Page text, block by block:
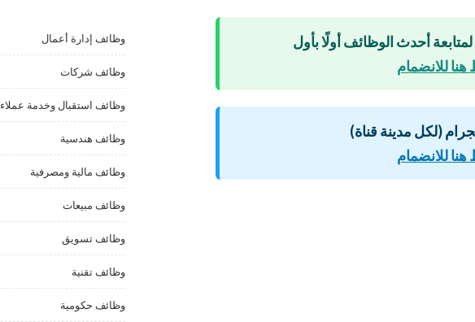
أحدث الوظائف أولًا بأول
للانضمام
(لكل مدينة قناة)
للانضمام
وظائف إدارة أعمال
وظائف شركات
وظائف استقبال وخدمة عملاء
وظائف هندسية
وظائف مالية ومصرفية
وظائف مبيعات
وظائف تسويق
وظائف تقنية
وظائف حكومية